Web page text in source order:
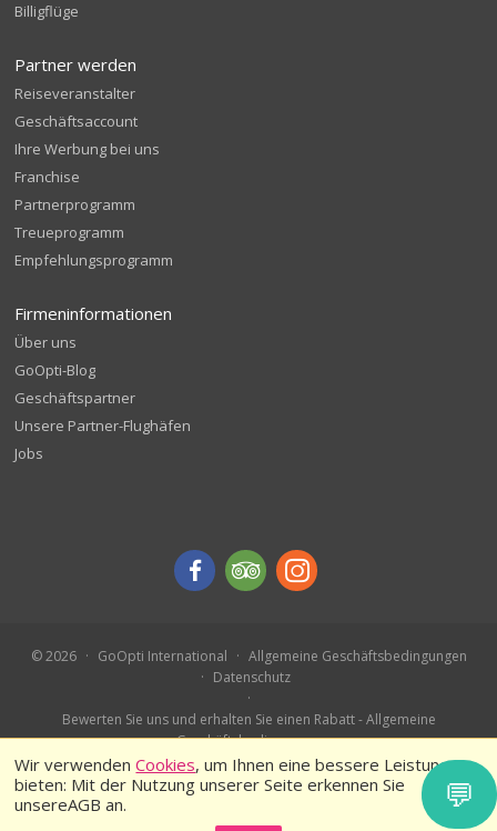
Wir verwendenCookies, um Ihnen eine bessere Leistung zu
bieten: Mit der Nutzung unserer Seite erkennen Sie
unsereAGB an.
Billigflüge
Partner werden
Reiseveranstalter
Geschäftsaccount
Ihre Werbung bei uns
Franchise
Partnerprogramm
Treueprogramm
Empfehlungsprogramm
Firmeninformationen
Über uns
GoOpti-Blog
Geschäftspartner
Unsere Partner-Flughäfen
Jobs
© 2026 GoOpti International
Allgemeine Geschäftsbedingungen
Datenschutz
Bewerten Sie uns und erhalten Sie einen Rabatt - Allgemeine
Geschäftsbedingungen
Buchen Sie im Voraus – Teilnahmebedingungen
💬